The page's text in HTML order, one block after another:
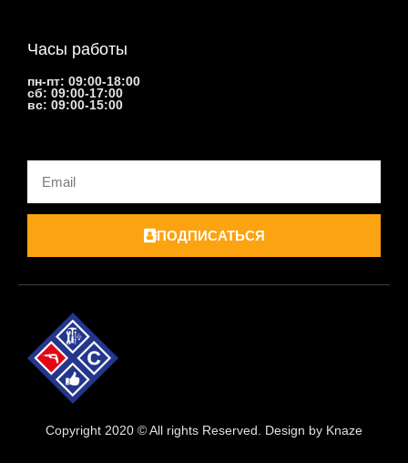
Часы работы
пн-пт: 09:00-18:00
сб: 09:00-17:00
вс: 09:00-15:00
Email
ПОДПИСАТЬСЯ
Copyright 2020 © All rights Reserved. Design by Knaze